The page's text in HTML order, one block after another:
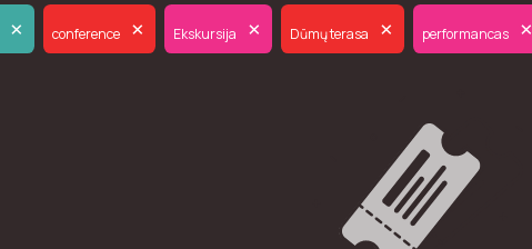
× conference × Ekskursija × Dūmų terasa × performancas ×